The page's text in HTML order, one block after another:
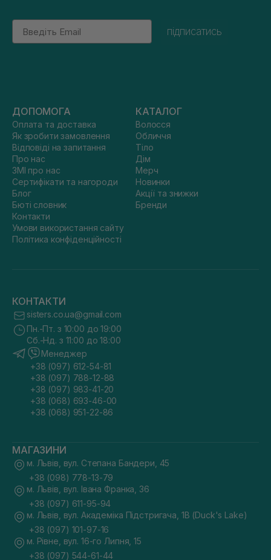
Email
підписатись
ДОПОМОГА
Оплата та доставка
Як зробити замовлення
Відповіді на запитання
Про нас
ЗМІ про нас
Сертифікати та нагороди
Блог
Бюті словник
Контакти
Умови використання сайту
Політика конфіденційності
КАТАЛОГ
Волосся
Обличчя
Тіло
Дім
Мерч
Новинки
Акції та знижки
Бренди
КОНТАКТИ
sisters.co.ua@gmail.com
Пн.-Пт. з 10:00 до 19:00
Сб.-Нд. з 11:00 до 18:00
Менеджер
+38 (097) 612-54-81
+38 (097) 788-12-88
+38 (097) 983-41-20
+38 (068) 693-46-00
+38 (068) 951-22-86
МАГАЗИНИ
м. Львів, вул. Степана Бандери, 45
+38 (098) 778-13-79
м. Львів, вул. Івана Франка, 36
+38 (097) 611-95-94
м. Львів, вул. Академіка Підстригача, 1В (Duck's Lake)
+38 (097) 101-97-16
м. Рівне, вул. 16-го Липня, 15
+38 (097) 544-61-44